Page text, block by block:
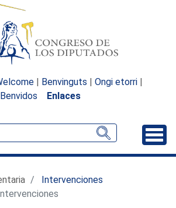
| Benvinguts | Ongi etorri |
Benvidos
Enlaces
Intervenciones